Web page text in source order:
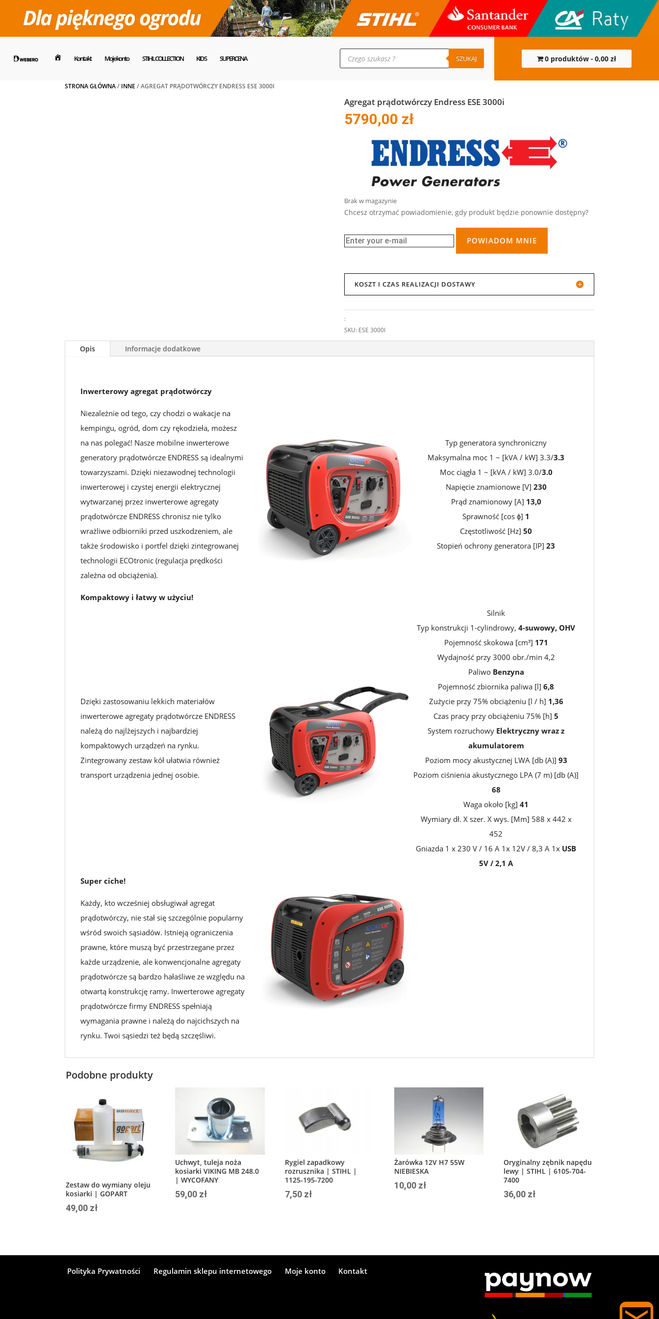
Dom Kontakt Moje konto STIHL COLLECTION KIDS SUPERCENA
Wyszukiwarka
produktów SZUKAJ 0 produktów 0,00 zł
STRONA GŁÓWNA/ INNE / AGREGAT PRĄDOTWÓRCZY ENDRESS ESE 3000I
Agregat prądotwórczy Endress ESE 3000i
5790,00 zł
Brak w magazynie
Chcesz otrzymać powiadomienie, gdy produkt będzie ponownie dostępny?
POWIADOM MNIE
KOSZT I CZAS REALIZACJI DOSTAWY
:
SKU: ESE 3000I
Opis Informacje dodatkowe
Inwerterowy agregat prądotwórczy
Niezależnie od tego, czy chodzi o wakacje na
kempingu, ogród, dom czy rękodzieła, możesz
na nas polegać! Nasze mobilne inwerterowe
generatory prądotwórcze ENDRESS są idealnymi
towarzyszami. Dzięki niezawodnej technologii
inwerterowej i czystej energii elektrycznej
wytwarzanej przez inwerterowe agregaty
prądotwórcze ENDRESS chronisz nie tylko
wrażliwe odbiorniki przed uszkodzeniem, ale
także środowisko i portfel dzięki zintegrowanej
technologii ECOtronic (regulacja prędkości
zależna od obciążenia).
Kompaktowy i łatwy w użyciu!
Typ generatora synchroniczny
Maksymalna moc 1 ~ [kVA / kW] 3.3/3.3
Moc ciągła 1 ~ [kVA / kW] 3.0/3.0
Napięcie znamionowe [V] 230
Prąd znamionowy [A] 13,0
Sprawność [cos ϕ] 1
Częstotliwość [Hz] 50
Stopień ochrony generatora [IP] 23
Dzięki zastosowaniu lekkich materiałów
inwerterowe agregaty prądotwórcze ENDRESS
należą do najlżejszych i najbardziej
kompaktowych urządzeń na rynku.
Zintegrowany zestaw kół ułatwia również
transport urządzenia jednej osobie.
Silnik
Typ konstrukcji 1-cylindrowy, 4-suwowy, OHV
Pojemność skokowa [cm³] 171
Wydajność przy 3000 obr./min 4,2
PaliwoBenzyna
Pojemność zbiornika paliwa [l] 6,8
Zużycie przy 75% obciążeniu [l / h] 1,36
Czas pracy przy obciążeniu 75% [h] 5
System rozruchowy Elektryczny wraz z
akumulatorem
Poziom mocy akustycznej LWA [db (A)] 93
Poziom ciśnienia akustycznego LPA (7 m) [db (A)]
68
Waga około [kg] 41
Wymiary dł. X szer. X wys. [Mm] 588 x 442 x
452
Gniazda 1 x 230 V / 16 A 1x 12V / 8,3 A 1x USB
5V / 2,1 A
Super ciche!
Każdy, kto wcześniej obsługiwał agregat
prądotwórczy, nie stał się szczególnie popularny
wśród swoich sąsiadów. Istnieją ograniczenia
prawne, które muszą być przestrzegane przez
każde urządzenie, ale konwencjonalne agregaty
prądotwórcze są bardzo hałaśliwe ze względu na
otwartą konstrukcję ramy. Inwerterowe agregaty
prądotwórcze firmy ENDRESS spełniają
wymagania prawne i należą do najcichszych na
rynku. Twoi sąsiedzi też będą szczęśliwi.
Podobne produkty
Zestaw do wymiany oleju
kosiarki | GOPART
49,00 zł
Uchwyt, tuleja noża
kosiarki VIKING MB 248.0
| WYCOFANY
59,00 zł
Rygiel zapadkowy
rozrusznika | STIHL |
1125-195-7200
7,50 zł
Żarówka 12V H7 55W
NIEBIESKA
10,00 zł
Oryginalny zębnik napędu
lewy | STIHL | 6105-704-
7400
36,00 zł
Polityka Prywatności Regulamin sklepu internetowego Moje konto Kontakt